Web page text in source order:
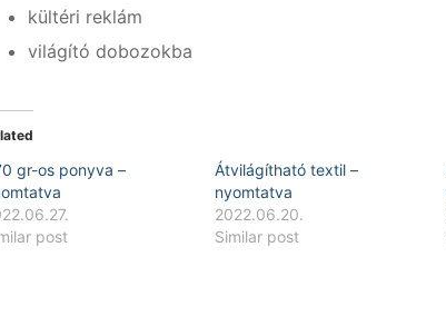
kültéri reklám
világító dobozokba
gr-os ponyva –
post
Átvilágítható textil –
nyomtatva
2022.06.20.
Similar post